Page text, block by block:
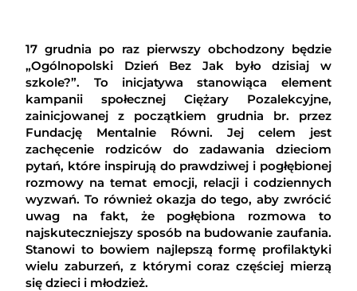
17 grudnia po raz pierwszy obchodzony będzie
„Ogólnopolski Dzień Bez Jak było dzisiaj w
szkole?”. To inicjatywa stanowiąca element
kampanii społecznej Ciężary Pozalekcyjne,
zainicjowanej z początkiem grudnia br. przez
Fundację Mentalnie Równi. Jej celem jest
zachęcenie rodziców do zadawania dzieciom
pytań, które inspirują do prawdziwej i pogłębionej
rozmowy na temat emocji, relacji i codziennych
wyzwań. To również okazja do tego, aby zwrócić
uwag na fakt, że pogłębiona rozmowa to
najskuteczniejszy sposób na budowanie zaufania.
Stanowi to bowiem najlepszą formę profilaktyki
wielu zaburzeń, z którymi coraz częściej mierzą
się dzieci i młodzież.